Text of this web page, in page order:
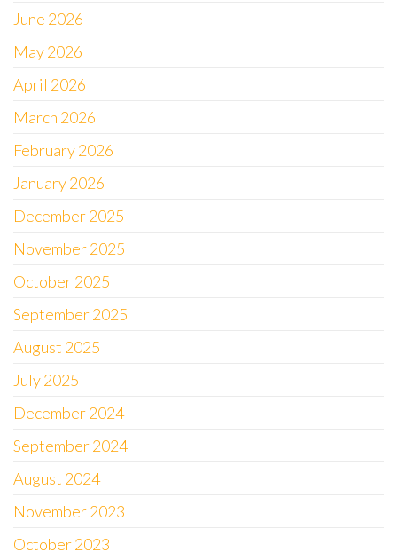
June 2026
May 2026
April 2026
March 2026
February 2026
January 2026
December 2025
November 2025
October 2025
September 2025
August 2025
July 2025
December 2024
September 2024
August 2024
November 2023
October 2023